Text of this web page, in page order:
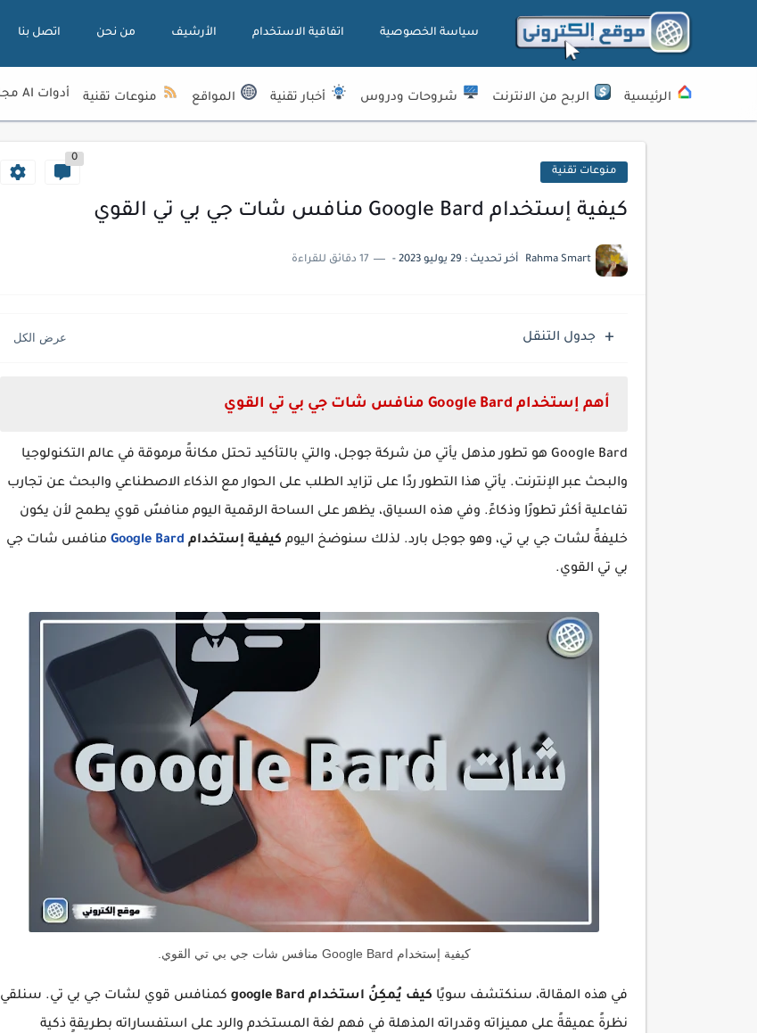
سياسة الخصوصية اتفاقية الاستخدام الأرشيف من نحن اتصل بنا
الرئيسية الربح من الانترنت شروحات ودروس أخبار تقنية المواقع منوعات تقنية أدوات AI مجانية
منوعات تقنية
0
كيفية إستخدام Google Bard منافس شات جي بي تي القوي
Rahma Smart أخر تحديث : 29 يوليو 2023 - 17 دقائق للقراءة
جدول التنقل
أهم إستخدام Google Bard منافس شات جي بي تي القوي
Google Bard هو تطور مذهل يأتي من شركة جوجل، والتي بالتأكيد تحتل مكانةً مرموقة في عالم التكنولوجيا
والبحث عبر الإنترنت. يأتي هذا التطور ردًا على تزايد الطلب على الحوار مع الذكاء الاصطناعي والبحث عن تجارب
تفاعلية أكثر تطورًا وذكاءً. وفي هذه السياق، يظهر على الساحة الرقمية اليوم منافسٌ قوي يطمح لأن يكون
خليفةً لشات جي بي تي، وهو جوجل بارد. لذلك سنوضخ اليوم كيفية إستخدام Google Bard منافس شات جي
بي تي القوي.
كيفية إستخدام Google Bard منافس شات جي بي تي القوي.
في هذه المقالة، سنكتشف سويًا كيف يُمكِنُ استخدام google Bard
كمنافس قوي لشات جي بي تي. سنلقي
نظرةً عميقةً على مميزاته وقدراته المذهلة في فهم لغة المستخدم والرد على استفساراته بطريقةٍ ذكية